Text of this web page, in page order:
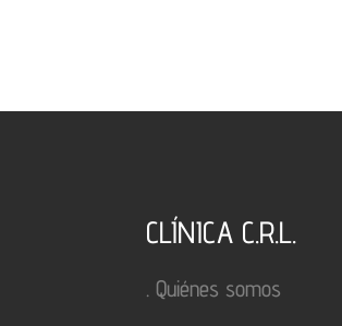
CLÍNICA C.R.L.
. Quiénes somos